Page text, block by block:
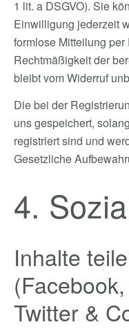
1 lit. a DSGVO). Sie
Einwilligung jederzeit
formlose Mitteilung
Rechtmäßigkeit der
bleibt vom Widerruf
Die bei der
uns gespeichert,
registriert sind und
Gesetzliche
4.
Inhalte
Twitter &